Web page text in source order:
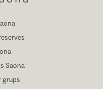
Saona
grups